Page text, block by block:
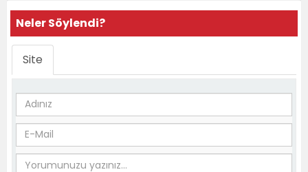
Neler Söylendi?
Site